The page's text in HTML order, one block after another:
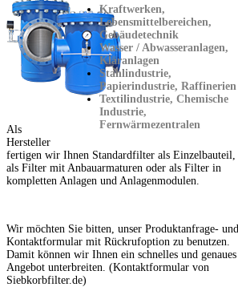
Kraftwerken,
Lebensmittelbereichen,
Gebäudetechnik
Wasser / Abwasseranlagen,
Kläranlagen
Stahlindustrie,
Papierindustrie, Raffinerien
Textilindustrie, Chemische
Industrie,
Fernwärmezentralen
Als
Hersteller
fertigen wir Ihnen Standardfilter als Einzelbauteil,
als Filter mit Anbauarmaturen oder als Filter in
kompletten Anlagen und Anlagenmodulen.
Wir möchten Sie bitten, unser Produktanfrage- und
Kontaktformular mit Rückrufoption zu benutzen.
Damit können wir Ihnen ein schnelles und genaues
Angebot unterbreiten. (Kontaktformular von
Siebkorbfilter.de)